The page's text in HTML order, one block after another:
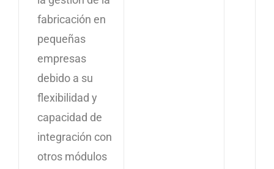
fabricación en
pequeñas
empresas
debido a su
flexibilidad y
capacidad de
integración con
otros módulos